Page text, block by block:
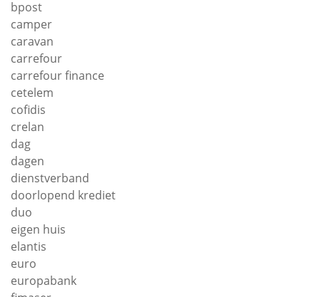
bpost
camper
caravan
carrefour
carrefour finance
cetelem
cofidis
crelan
dag
dagen
dienstverband
doorlopend krediet
duo
eigen huis
elantis
euro
europabank